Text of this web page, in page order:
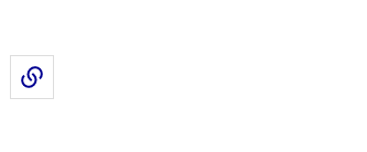
sur LinkedIn
Partager par email